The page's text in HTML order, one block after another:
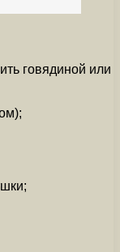
говядиной или